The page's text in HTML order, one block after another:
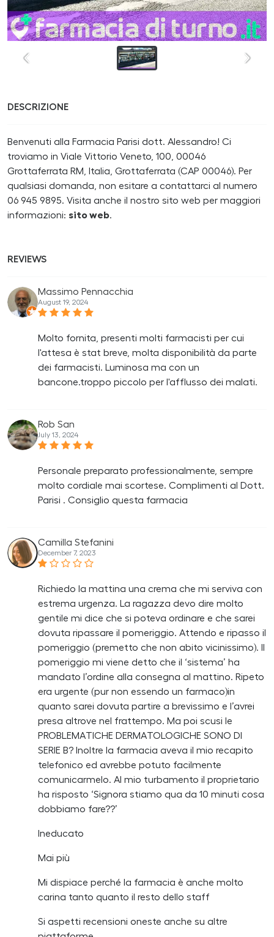
DESCRIZIONE
Benvenuti alla Farmacia Parisi dott. Alessandro! Ci
troviamo in Viale Vittorio Veneto, 100, 00046
Grottaferrata RM, Italia, Grottaferrata (CAP 00046). Per
qualsiasi domanda, non esitare a contattarci al numero
06 945 9895. Visita anche il nostro sito web per maggiori
informazioni: sito web.
REVIEWS
Massimo Pennacchia
August 19, 2024
Molto fornita, presenti molti farmacisti per cui
l'attesa è stat breve, molta disponibilità da parte
dei farmacisti. Luminosa ma con un
bancone.troppo piccolo per l'afflusso dei malati.
Rob San
July 13, 2024
Personale preparato professionalmente, sempre
molto cordiale mai scortese. Complimenti al Dott.
Parisi . Consiglio questa farmacia
Camilla Stefanini
December 7, 2023
Richiedo la mattina una crema che mi serviva con
estrema urgenza. La ragazza devo dire molto
gentile mi dice che si poteva ordinare e che sarei
dovuta ripassare il pomeriggio. Attendo e ripasso il
pomeriggio (premetto che non abito vicinissimo). Il
pomeriggio mi viene detto che il ‘sistema’ ha
mandato l’ordine alla consegna al mattino. Ripeto
era urgente (pur non essendo un farmaco)in
quanto sarei dovuta partire a brevissimo e l’avrei
presa altrove nel frattempo. Ma poi scusi le
PROBLEMATICHE DERMATOLOGICHE SONO DI
SERIE B? Inoltre la farmacia aveva il mio recapito
telefonico ed avrebbe potuto facilmente
comunicarmelo. Al mio turbamento il proprietario
ha risposto ‘Signora stiamo qua da 10 minuti cosa
dobbiamo fare??’
Ineducato
Mai più
Mi dispiace perché la farmacia è anche molto
carina tanto quanto il resto dello staff
Si aspetti recensioni oneste anche su altre